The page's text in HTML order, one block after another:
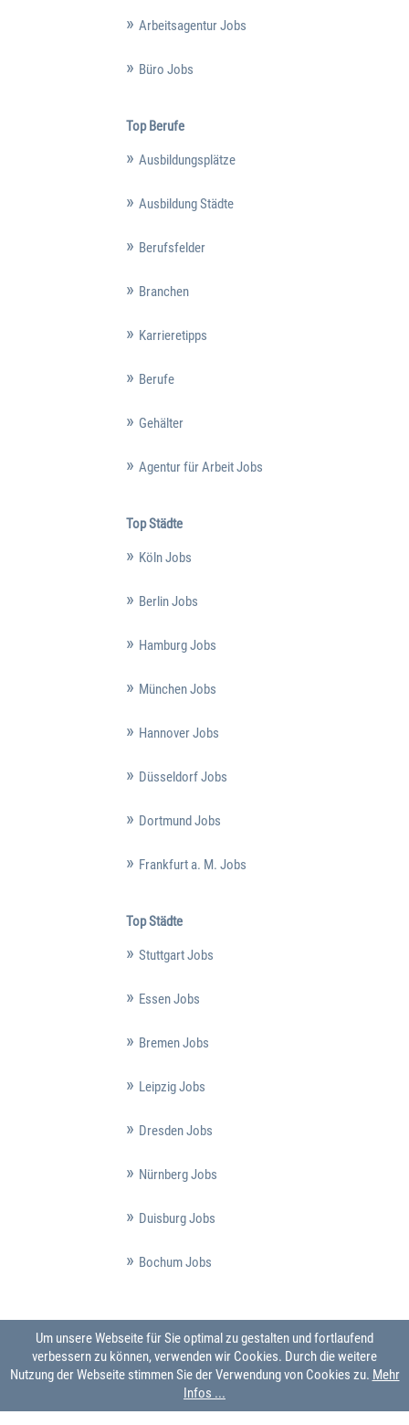
Arbeitsagentur Jobs
Büro Jobs
Top Berufe
Ausbildungsplätze
Ausbildung Städte
Berufsfelder
Branchen
Karrieretipps
Berufe
Gehälter
Agentur für Arbeit Jobs
Top Städte
Köln Jobs
Berlin Jobs
Hamburg Jobs
München Jobs
Hannover Jobs
Düsseldorf Jobs
Dortmund Jobs
Frankfurt a. M. Jobs
Top Städte
Stuttgart Jobs
Essen Jobs
Bremen Jobs
Leipzig Jobs
Dresden Jobs
Nürnberg Jobs
Duisburg Jobs
Bochum Jobs
Um unsere Webseite für Sie optimal zu gestalten und fortlaufend
verbessern zu können, verwenden wir Cookies. Durch die weitere
Nutzung der Webseite stimmen Sie der Verwendung von Cookies zu. Mehr
Infos ...